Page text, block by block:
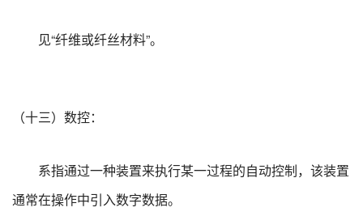
见“纤维或纤丝材料”。
（十三）数控：
系指通过一种装置来执行某一过程的自动控制，该装置
通常在操作中引入数字数据。